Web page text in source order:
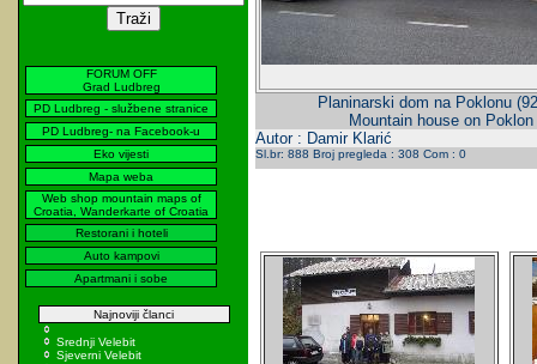
FORUM OFF
Grad Ludbreg
PD Ludbreg - službene stranice
PD Ludbreg- na Facebook-u
Eko vijesti
Mapa weba
Web shop mountain maps of
Croatia, Wanderkarte of Croatia
Restorani i hoteli
Auto kampovi
Apartmani i sobe
Najnoviji članci
Srednji Velebit
Sjeverni Velebit
Planinarski dom na Poklonu
Mountain house on
Autor : Damir Klarić
Sl.br: 888 Broj pregleda : 308 Com : 0